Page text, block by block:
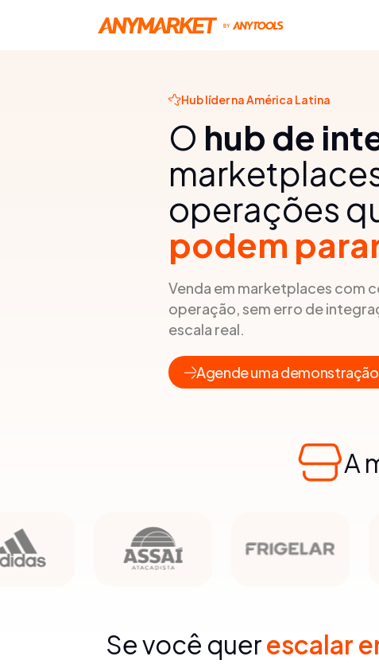
Hub líder na América Latina
O hub de
operações
podem
Venda em marketplaces com
operação, sem erro de
escala real.
Agende uma demonstração
A
Se você querescalar